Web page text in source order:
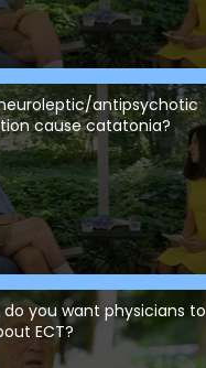
antipsychotic
cause catatonia?
do you want physicians to
ECT?